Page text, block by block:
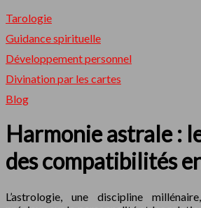
Tarologie
Guidance spirituelle
Développement personnel
Divination par les cartes
Blog
Harmonie astrale :
des compatibilités
L’astrologie, une discipline